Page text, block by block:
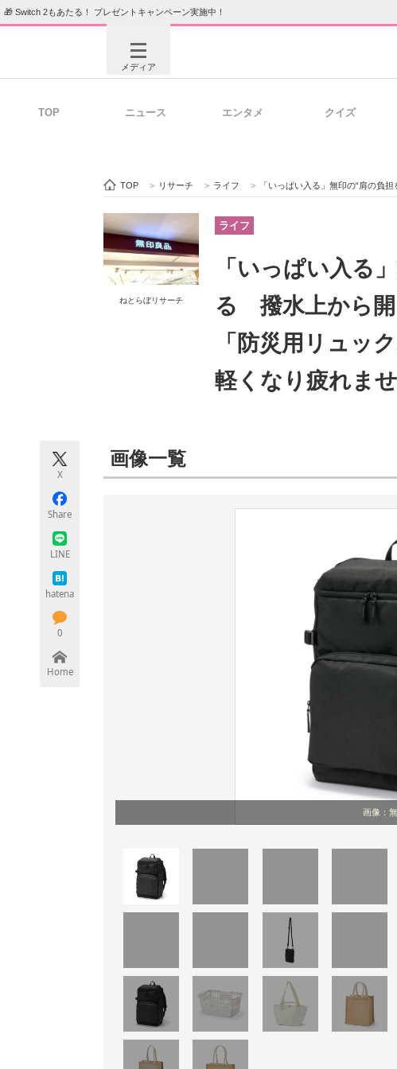
🎁 Switch 2もあたる！ プレゼントキャンペーン実施中！
メディア
ビジネスと働き方のヒント
企業向けIT製品の総合
モノづくり技術者専門サイト エレクトロニクス専門
TOP ニュース エンタメ クイズ
TOP > リサーチ > ライフ > 「いっぱい入る」無印の“肩の負担を軽くする 撥
ねとらぼリサーチ
ライフ
「いっぱい入る
る 撥水上から開
「防災用リュッ
軽くなり疲れませ
X
Share
LINE
hatena
0
Home
画像一覧
画像：